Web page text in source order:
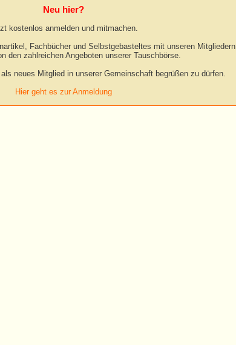
Neu hier?
kostenlos anmelden und mitmachen.
Fachbücher und Selbstgebasteltes mit unseren Mitgliedern
den zahlreichen Angeboten unserer Tauschbörse.
neues Mitglied in unserer Gemeinschaft begrüßen zu dürfen.
Hier geht es zur Anmeldung